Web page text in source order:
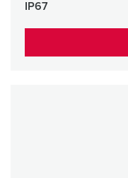
IP67